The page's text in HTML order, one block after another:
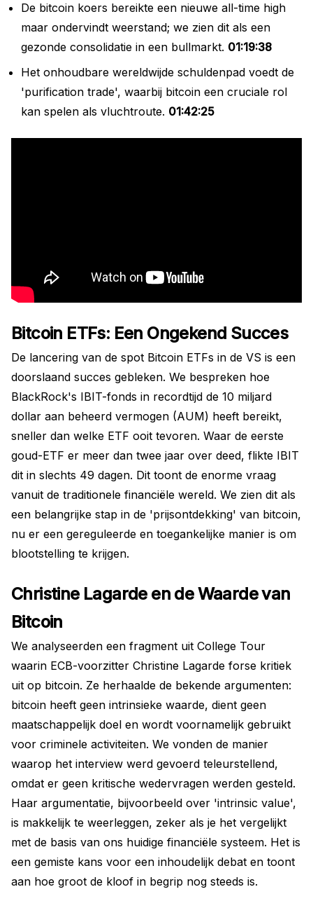
De bitcoin koers bereikte een nieuwe all-time high
maar ondervindt weerstand; we zien dit als een
gezonde consolidatie in een bullmarkt. 01:19:38
Het onhoudbare wereldwijde schuldenpad voedt de
'purification trade', waarbij bitcoin een cruciale rol
kan spelen als vluchtroute. 01:42:25
Bitcoin ETFs: Een Ongekend Succes
De lancering van de spot Bitcoin ETFs in de VS is een
doorslaand succes gebleken. We bespreken hoe
BlackRock's IBIT-fonds in recordtijd de 10 miljard
dollar aan beheerd vermogen (AUM) heeft bereikt,
sneller dan welke ETF ooit tevoren. Waar de eerste
goud-ETF er meer dan twee jaar over deed, flikte IBIT
dit in slechts 49 dagen. Dit toont de enorme vraag
vanuit de traditionele financiële wereld. We zien dit als
een belangrijke stap in de 'prijsontdekking' van bitcoin,
nu er een gereguleerde en toegankelijke manier is om
blootstelling te krijgen.
Christine Lagarde en de Waarde van
Bitcoin
We analyseerden een fragment uit College Tour
waarin ECB-voorzitter Christine Lagarde forse kritiek
uit op bitcoin. Ze herhaalde de bekende argumenten:
bitcoin heeft geen intrinsieke waarde, dient geen
maatschappelijk doel en wordt voornamelijk gebruikt
voor criminele activiteiten. We vonden de manier
waarop het interview werd gevoerd teleurstellend,
omdat er geen kritische wedervragen werden gesteld.
Haar argumentatie, bijvoorbeeld over 'intrinsic value',
is makkelijk te weerleggen, zeker als je het vergelijkt
met de basis van ons huidige financiële systeem. Het is
een gemiste kans voor een inhoudelijk debat en toont
aan hoe groot de kloof in begrip nog steeds is.